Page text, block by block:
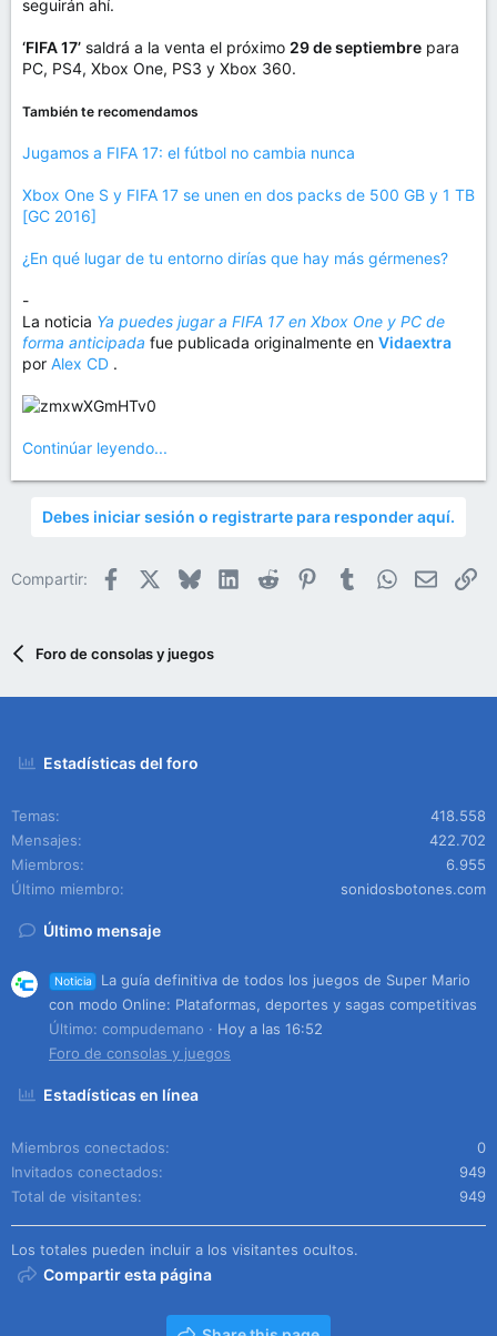
seguirán ahí.
‘FIFA 17’ saldrá a la venta el próximo 29 de septiembre para
PC, PS4, Xbox One, PS3 y Xbox 360.
También te recomendamos
Jugamos a FIFA 17: el fútbol no cambia nunca
Xbox One S y FIFA 17 se unen en dos packs de 500 GB y 1 TB
[GC 2016]
¿En qué lugar de tu entorno dirías que hay más gérmenes?
-
La noticia Ya puedes jugar a FIFA 17 en Xbox One y PC de
forma anticipada fue publicada originalmente en Vidaextra
por Alex CD .
Continúar leyendo...
Debes iniciar sesión o registrarte para responder aquí.
Compartir: Facebook BlueskyLinkedIn
Reddit PinterestTumblrWhatsApp
Email
Foro de consolas y juegos
Estadísticas del foro
Temas
418.558
Mensajes
422.702
Miembros
6.955
Último miembro
sonidosbotones.com
Último mensaje
Noticia
La guía definitiva de todos los juegos de Super Mario
con modo Online: Plataformas, deportes y sagas competitivas
Último: compudemano
Hoy a las 16:52
Foro de consolas y juegos
Estadísticas en línea
Miembros conectados
0
Invitados conectados
949
Total de visitantes
949
Los totales pueden incluir a los visitantes ocultos.
Compartir esta página